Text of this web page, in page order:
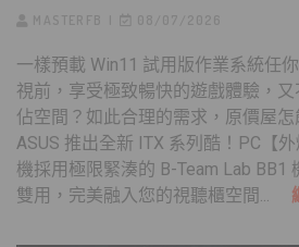
一樣預載 Win11 試用版作業系統任
視前，享受極致暢快的遊戲體驗，
佔空間？如此合理的需求，原價屋
ASUS 推出全新 ITX 系列酷！PC【
機採用極限緊湊的 B-Team Lab BB1
雙用，完美融入您的視聽櫃空間...